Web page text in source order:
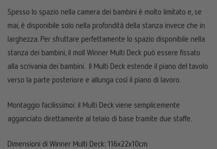
Spesso lo spazio nella camera dei bambini è molto limitato e, se
mai, è disponibile solo nella profondità della stanza invece che in
larghezza. Per sfruttare perfettamente lo spazio disponibile nella
stanza dei bambini, il moll Winner Multi Deck può essere fissato
alla scrivania dei bambini. Il Multi Deck estende il piano del tavolo
verso la parte posteriore e allunga così il piano di lavoro.
Montaggio facilissimoi: il Multi Deck viene semplicemente
agganciato direttamente al telaio di base tramite due staffe.
Dimensioni di Winner Multi Deck: 116x22x10cm